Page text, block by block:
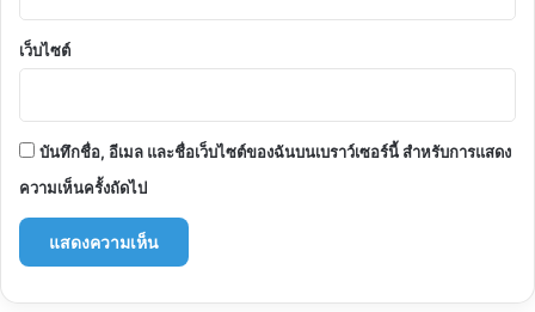
เว็บไซต์
บันทึกชื่อ, อีเมล และชื่อเว็บไซต์ของฉันบนเบราว์เซอร์นี้ สำหรับการแสดง
ความเห็นครั้งถัดไป